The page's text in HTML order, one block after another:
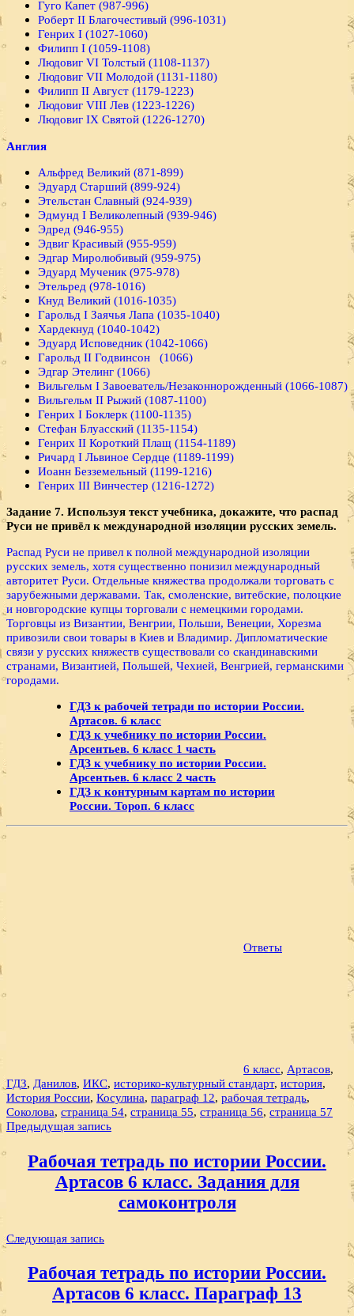
Гуго Капет (987-996)
Роберт II Благочестивый (996-1031)
Генрих I (1027-1060)
Филипп I (1059-1108)
Людовиг VI Толстый (1108-1137)
Людовиг VII Молодой (1131-1180)
Филипп II Август (1179-1223)
Людовиг VIII Лев (1223-1226)
Людовиг IX Святой (1226-1270)
Англия
Альфред Великий (871-899)
Эдуард Старший (899-924)
Этельстан Славный (924-939)
Эдмунд I Великолепный (939-946)
Эдред (946-955)
Эдвиг Красивый (955-959)
Эдгар Миролюбивый (959-975)
Эдуард Мученик (975-978)
Этельред (978-1016)
Кнуд Великий (1016-1035)
Гарольд I Заячья Лапа (1035-1040)
Хардекнуд (1040-1042)
Эдуард Исповедник (1042-1066)
Гарольд II Годвинсон (1066)
Эдгар Этелинг (1066)
Вильгельм I Завоеватель/Незаконнорожденный (1066-1087)
Вильгельм II Рыжий (1087-1100)
Генрих I Боклерк (1100-1135)
Стефан Блуасский (1135-1154)
Генрих II Короткий Плащ (1154-1189)
Ричард I Львиное Сердце (1189-1199)
Иоанн Безземельный (1199-1216)
Генрих III Винчестер (1216-1272)
Задание 7. Используя текст учебника, докажите, что распад
Руси не привёл к международной изоляции русских земель.
Распад Руси не привел к полной международной изоляции
русских земель, хотя существенно понизил международный
авторитет Руси. Отдельные княжества продолжали торговать с
зарубежными державами. Так, смоленские, витебские, полоцкие
и новгородские купцы торговали с немецкими городами.
Торговцы из Византии, Венгрии, Польши, Венеции, Хорезма
привозили свои товары в Киев и Владимир. Дипломатические
связи у русских княжеств существовали со скандинавскими
странами, Византией, Польшей, Чехией, Венгрией, германскими
городами.
ГДЗ к рабочей тетради по истории России.
Артасов. 6 класс
ГДЗ к учебнику по истории России.
Арсентьев. 6 класс 1 часть
ГДЗ к учебнику по истории России.
Арсентьев. 6 класс 2 часть
ГДЗ к контурным картам по истории
России. Тороп. 6 класс
Ответы
6 класс, Артасов,
ГДЗ, Данилов, ИКС, историко-культурный стандарт, история,
История России, Косулина, параграф 12, рабочая тетрадь,
Соколова, страница 54, страница 55, страница 56, страница 57
Навигация
по
записям
Предыдущая запись
Рабочая тетрадь по истории России.
Артасов 6 класс. Задания для
самоконтроля
Следующая запись
Рабочая тетрадь по истории России.
Артасов 6 класс. Параграф 13